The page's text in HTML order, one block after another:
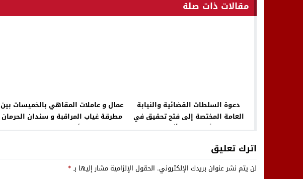
مقالات ذات صلة
دعوة السلطات القضائية والنيابة
العامة المختصة إلى فتح تحقيق في
واقعة “أغنية راب” أثارت الجدل
عمال و عاملات المقاهي بالخميسات بين
مطرقة غياب المراقبة و سندان الحرمان
من أبسط حقوقهم
اترك تعليق
لن يتم نشر عنوان بريدك الإلكتروني. الحقول الإلزامية مشار إليها بـ*